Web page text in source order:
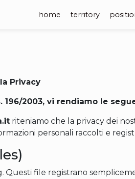
home territory
Privacy
2003, vi rendiamo le
riteniamo che la privacy dei
personali raccolti e
Questi file registrano